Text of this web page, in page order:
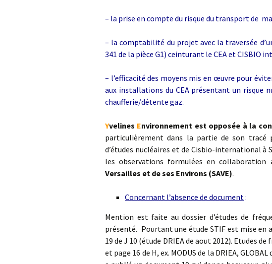
– la prise en compte du risque du transport de
– la comptabilité du projet avec la traversée
341 de la pièce G1) ceinturant le CEA et CISBIO
– l’efficacité des moyens mis en œuvre pour
aux installations du CEA présentant un risque
chaufferie/détente gaz.
Yvelines Environnement est opposée à la
particulièrement dans la partie de son tracé
d’études nucléaires et de Cisbio-international à
les observations formulées en collaboration
Versailles et de ses Environs (SAVE).
Concernant l’absence de document:
Mention est faite au dossier d’études de
présenté. Pourtant une étude STIF est mise en
19 de J 10 (étude DRIEA de aout 2012). Etudes
et page 16 de H, ex. MODUS de la DRIEA,